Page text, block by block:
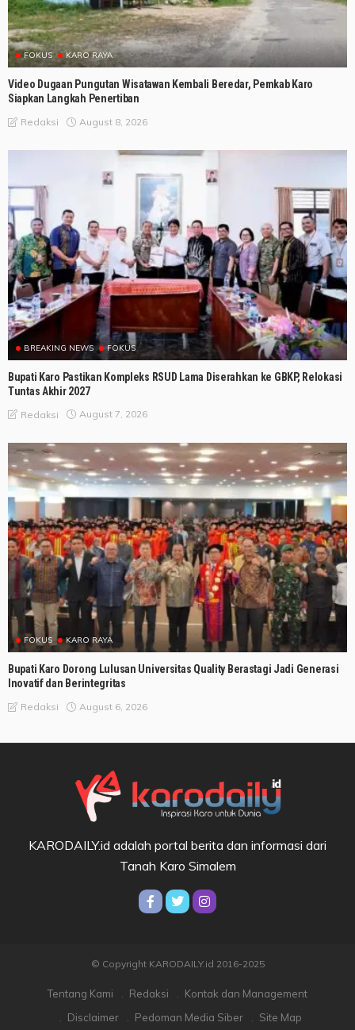
FOKUS KARO RAYA
Video Dugaan Pungutan Wisatawan Kembali Beredar, Pemkab Karo
Siapkan Langkah Penertiban
Redaksi August 8, 2026
BREAKING NEWS FOKUS
Bupati Karo Pastikan Kompleks RSUD Lama Diserahkan ke GBKP, Relokasi
Tuntas Akhir 2027
Redaksi August 7, 2026
FOKUS KARO RAYA
Bupati Karo Dorong Lulusan Universitas Quality Berastagi Jadi Generasi
Inovatif dan Berintegritas
Redaksi August 6, 2026
KARODAILY.id adalah portal berita dan informasi dari
Tanah Karo Simalem
© Copyright KARODAILY.id 2016-2025
Tentang Kami Redaksi
Kontak dan Management
Disclaimer
Pedoman Media Siber Site Map